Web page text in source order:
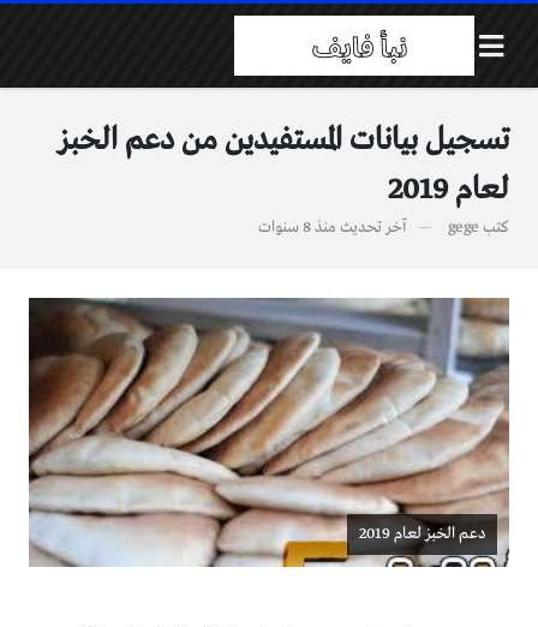
تسجيل بيانات المستفيدين من دعم الخبز
لعام 2019
كتب gege آخر تحديث منذ 8 سنوات
دعم الخبز لعام 2019